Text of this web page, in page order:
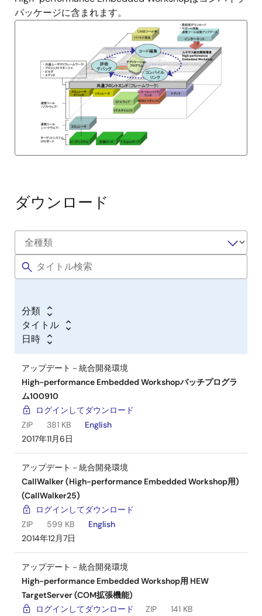
パッケージに含まれます。
ダウンロード
分類
タイトル
日時
アップデート－統合開発環境
High-performance Embedded Workshopパッチプログラ
ム100910
ログインしてダウンロード
ZIP
381 KB
English
2017年11月6日
アップデート－統合開発環境
CallWalker (High-performance Embedded Workshop用)
(CallWalker25)
ログインしてダウンロード
ZIP
599 KB
English
2014年12月7日
アップデート－統合開発環境
High-performance Embedded Workshop用 HEW
TargetServer (COM拡張機能)
ログインしてダウンロード
ZIP
141 KB